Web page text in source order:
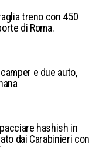
treno con 450
di Roma.
e due auto,
hashish in
dai Carabinieri con